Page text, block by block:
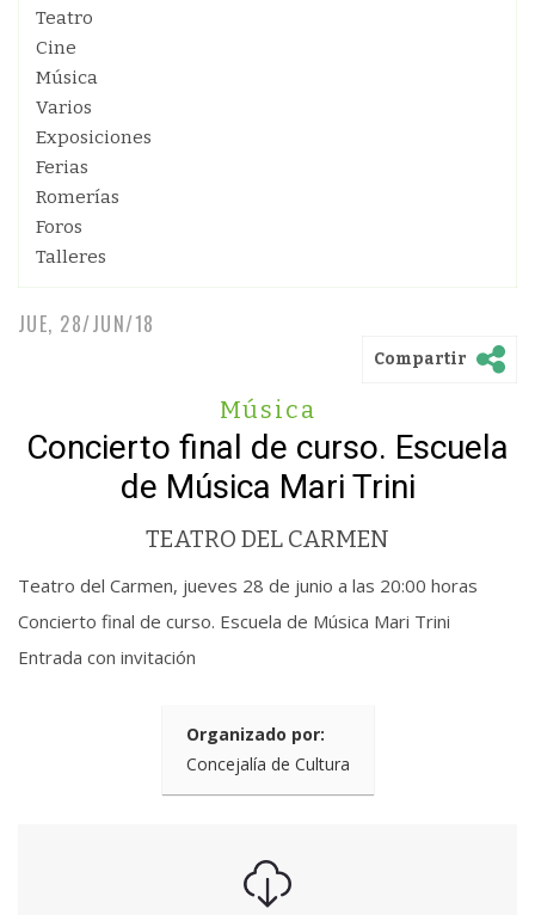
Teatro
Cine
Música
Varios
Exposiciones
Ferias
Romerías
Foros
Talleres
JUE, 28/JUN/18
Compartir
Música
Concierto final de curso. Escuela
de Música Mari Trini
TEATRO DEL CARMEN
Teatro del Carmen, jueves 28 de junio a las 20:00 horas
Concierto final de curso. Escuela de Música Mari Trini
Entrada con invitación
Organizado por:
Concejalía de Cultura